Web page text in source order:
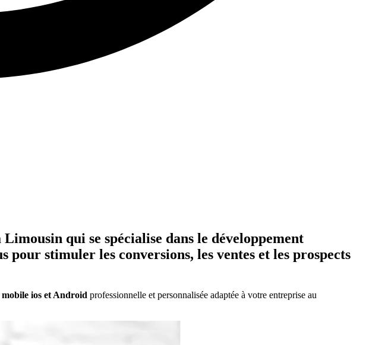
qui se spécialise dans le développement
stimuler les conversions, les ventes et les prospects
ios et Android professionnelle et personnalisée adaptée à votre entreprise au